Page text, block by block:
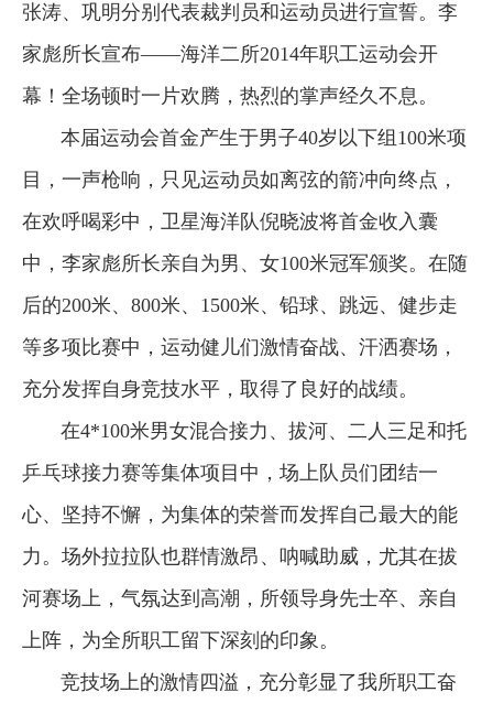
张涛、巩明分别代表裁判员和运动员进行宣誓。李
家彪所长宣布——海洋二所2014年职工运动会开
幕！全场顿时一片欢腾，热烈的掌声经久不息。
本届运动会首金产生于男子40岁以下组100米项
目，一声枪响，只见运动员如离弦的箭冲向终点，
在欢呼喝彩中，卫星海洋队倪晓波将首金收入囊
中，李家彪所长亲自为男、女100米冠军颁奖。在随
后的200米、800米、1500米、铅球、跳远、健步走
等多项比赛中，运动健儿们激情奋战、汗洒赛场，
充分发挥自身竞技水平，取得了良好的战绩。
在4*100米男女混合接力、拔河、二人三足和托
乒乓球接力赛等集体项目中，场上队员们团结一
心、坚持不懈，为集体的荣誉而发挥自己最大的能
力。场外拉拉队也群情激昂、呐喊助威，尤其在拔
河赛场上，气氛达到高潮，所领导身先士卒、亲自
上阵，为全所职工留下深刻的印象。
竞技场上的激情四溢，充分彰显了我所职工奋